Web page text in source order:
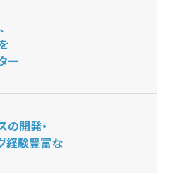
ー
の開発・
経験豊富な